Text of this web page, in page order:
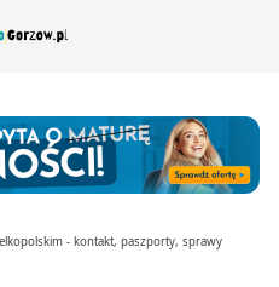
- kontakt, paszporty, sprawy